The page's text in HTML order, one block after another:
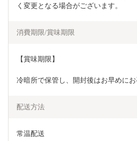
く変更となる場合がございます。
消費期限/賞味期限
【賞味期限】
冷暗所で保管し、開封後はお早めにお
配送方法
常温配送